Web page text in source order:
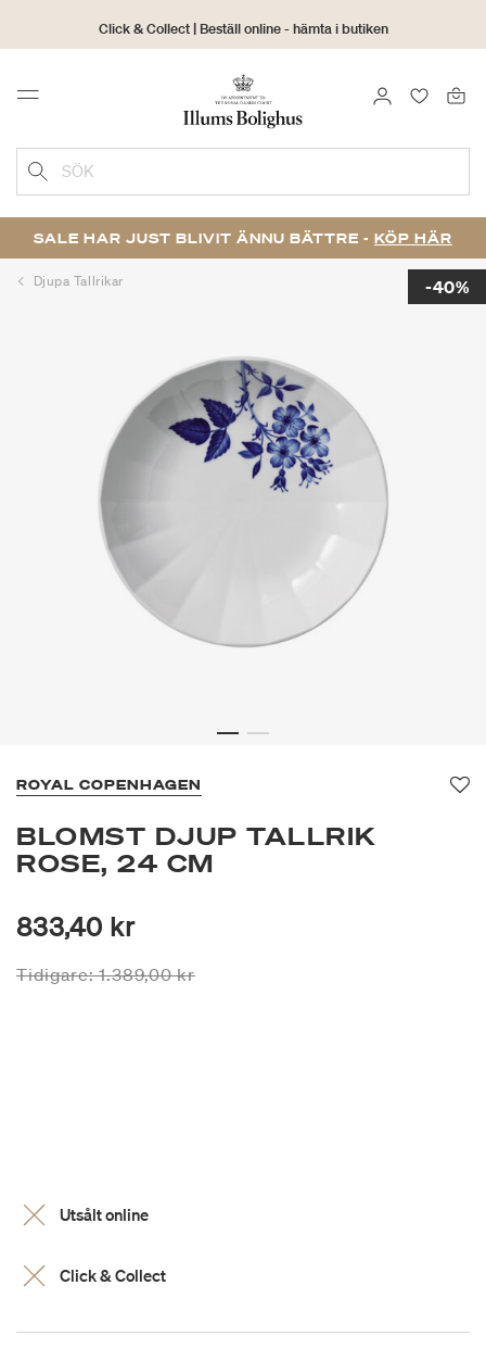
Click & Collect | Beställ online - hämta i butiken
30 dagars returrätt
Menu LOGGA IN
SÖK
SALE HAR JUST BLIVIT ÄNNU BÄTTRE - KÖP HÄR
Djupa Tallrikar -40%
ROYAL COPENHAGEN
BLOMST DJUP TALLRIK
ROSE, 24 CM
833,40 kr
Priset är nedsatt från
Tidigare:1.389,00 krtill
Utsålt online
Click & Collect